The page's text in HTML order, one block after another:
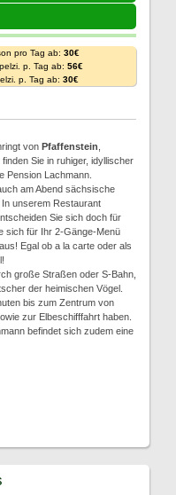
pro Tag ab: 30€
p. Tag ab: 56€
p. Tag ab: 30€
von Pfaffenstein
Sie in ruhiger, idyllischer
Pension Lachmann.
am Abend sächsische
unserem Restaurant
Sie sich doch für
sich für Ihr 2-Gänge-Menü
Egal ob a la carte oder als
große Straßen oder S-Bahn,
der heimischen Vögel.
bis zum Zentrum von
zur Elbeschifffahrt haben.
befindet sich zudem eine